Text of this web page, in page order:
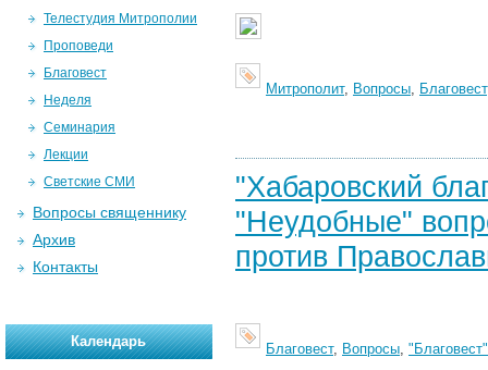
Митрополит, Вопросы, Благовест
"Хабаровский
"Неудобные"
против
Благовест, Вопросы, "Благовест"
Телестудия Митрополии
Проповеди
Благовест
Неделя
Семинария
Лекции
Светские СМИ
Вопросы священнику
Архив
Контакты
Календарь